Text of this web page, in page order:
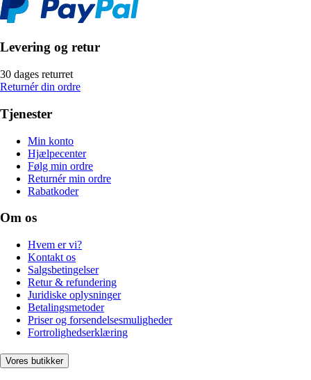
Levering og retur
30 dages returret
Returnér din ordre
Tjenester
Min konto
Hjælpecenter
Følg min ordre
Returnér min ordre
Rabatkoder
Om os
Hvem er vi?
Kontakt os
Salgsbetingelser
Retur & refundering
Juridiske oplysninger
Betalingsmetoder
Priser og forsendelsesmuligheder
Fortrolighedserklæring
Vores butikker